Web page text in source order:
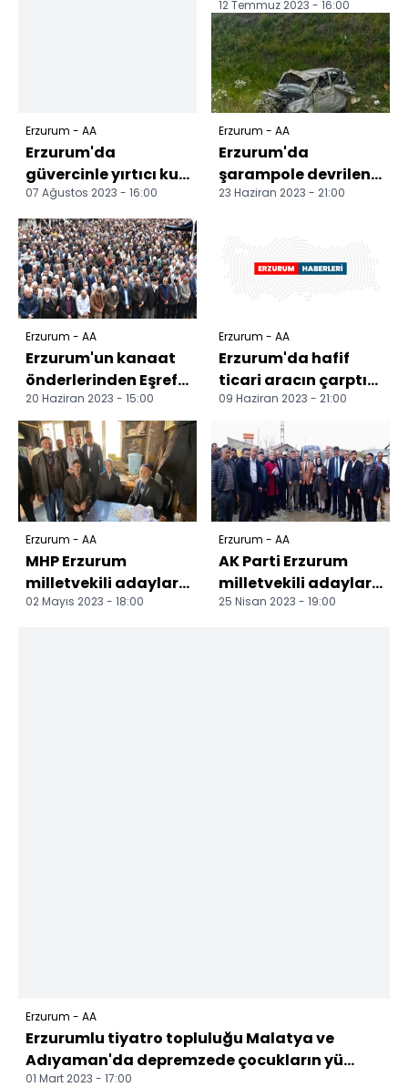
Erzurum - AA
Erzurum'da
güvercinle yırtıcı kuş
avlayanlara 19 bin
546 lira ceza
07 Ağustos 2023 - 16:00
12 Temmuz 2023 - 16:00
Erzurum - AA
Erzurum'da
şarampole devrilen
otomobilin sürücüsü
23 Haziran 2023 - 21:00
Erzurum - AA
Erzurum'un kanaat
önderlerinden Eşref
Ağgül, son
yolcuğuna
uğurlandı
20 Haziran 2023 - 15:00
Erzurum - AA
Erzurum'da hafif
ticari aracın çarptığı
çocuk öldü
09 Haziran 2023 - 21:00
Erzurum - AA
MHP Erzurum
milletvekili adayları
seçim çalışmalarını
02 Mayıs 2023 - 18:00
Erzurum - AA
AK Parti Erzurum
milletvekili adayları
seçim çalışmalarını
25 Nisan 2023 - 19:00
Erzurum - AA
Erzurumlu tiyatro topluluğu Malatya ve
Adıyaman'da depremzede çocukların yü...
01 Mart 2023 - 17:00